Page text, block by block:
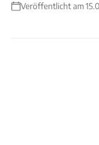
Veröffentlicht am